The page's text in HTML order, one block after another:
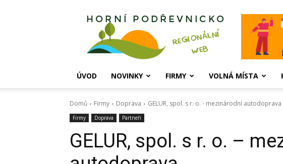
Horní
ÚVOD NOVINKY FIRMY VOLNÁ MÍSTA
Domů Firmy Doprava GELUR, spol. s r. o. - mezinárodní autodoprava
Firmy Doprava Partneři
GELUR, spol. s r. o. –